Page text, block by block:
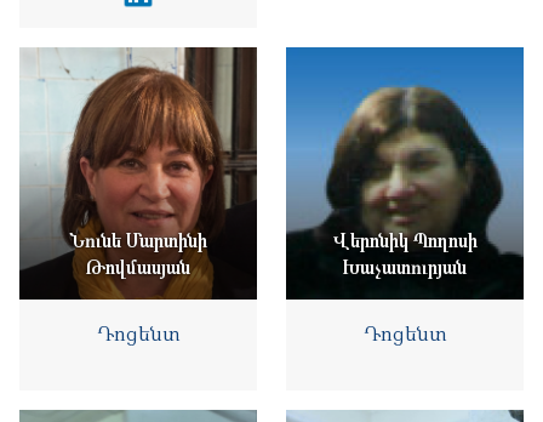
Նունե Մարտինի
Թովմասյան
Դոցենտ
Վերոնիկ Պողոսի
Խաչատուրյան
Դոցենտ